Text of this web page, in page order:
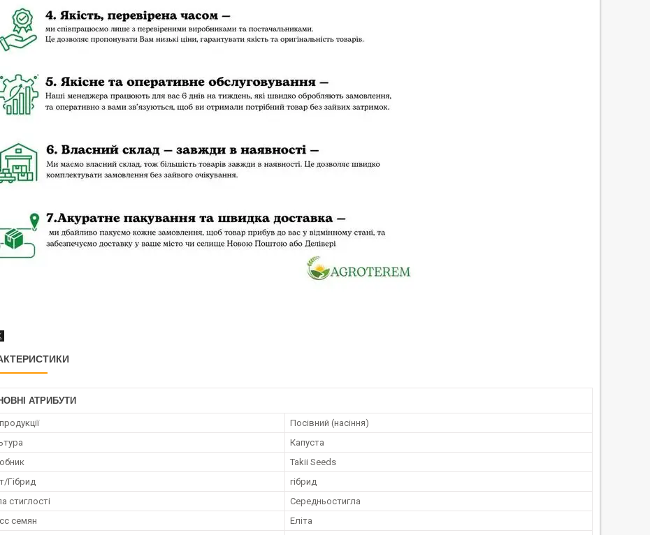
АТРИБУТИ
Посівний (насіння)
Капуста
Takii Seeds
Гібрид
гібрид
стиглості
Середньостигла
семян
Еліта